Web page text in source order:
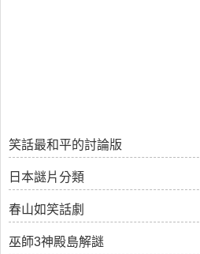
笑話最和平的討論版
日本謎片分類
春山如笑話劇
巫師3神殿島解謎